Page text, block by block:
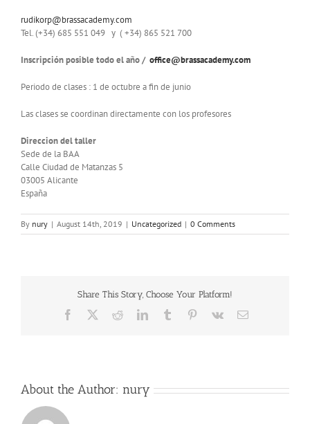
rudikorp@brassacademy.com
Tel. (+34) 685 551 049 y ( +34) 865 521 700
Inscripción posible todo el año / office@brassacademy.com
Periodo de clases : 1 de octubre a fin de junio
Las clases se coordinan directamente con los profesores
Direccion del taller
Sede de la BAA
Calle Ciudad de Matanzas 5
03005 Alicante
España
By nury | August 14th, 2019 | Uncategorized | 0 Comments
Share This Story, Choose Your Platform!
Facebook RedditLinkedInTumblr Pinterest
Vk Email
About the Author: nury